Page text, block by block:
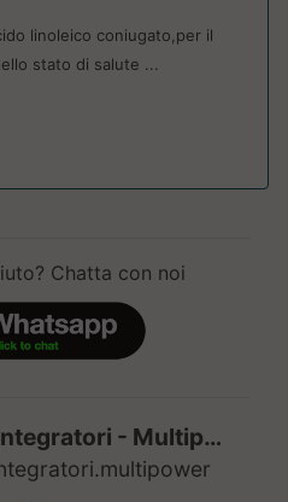
linoleico coniugato,per il
stato di salute ...
Chatta con noi